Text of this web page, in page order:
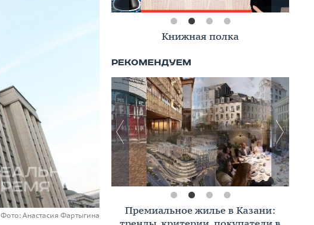
Фото: Анастасия Фартыгина
Книжная полка
Премиальное жилье в Казани: